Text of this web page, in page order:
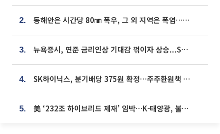
2. 동해안은 시간당 80㎜ 폭우, 그 외 지역은 폭염…‘극과 극 날씨’
3. 뉴욕증시, 연준 금리인상 기대감 꺾이자 상승...S&P500 사상 최고치 [종합]
4. SK하이닉스, 분기배당 375원 확정…주주환원책 9월로 앞당겨 발표
5. 美 ‘232조 하이브리드 제재’ 임박…K-태양광, 불확실성 털고 날개 다나